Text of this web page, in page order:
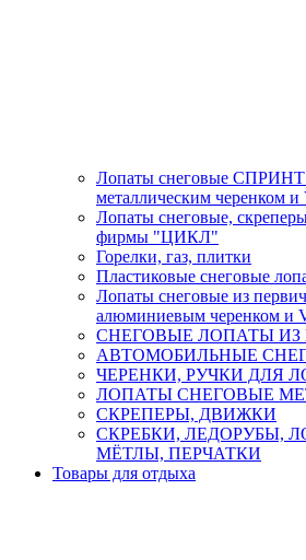
Лопаты снеговые СПРИНТ
металлическим черенком и
Лопаты снеговые,
фирмы "ЦИКЛ"
Горелки, газ, плитки
Пластиковые снеговые
Лопаты снеговые из
алюминиевым черенком и
СНЕГОВЫЕ ЛОПАТЫ ИЗ
АВТОМОБИЛЬНЫЕ
ЧЕРЕНКИ, РУЧКИ ДЛЯ
ЛОПАТЫ СНЕГОВЫЕ
СКРЕПЕРЫ, ДВИЖКИ
СКРЕБКИ, ЛЕДОРУБЫ,
МЁТЛЫ, ПЕРЧАТКИ
Товары для отдыха